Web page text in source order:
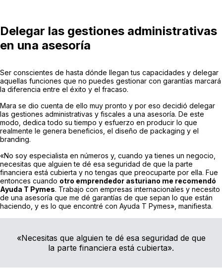
Delegar las gestiones administrativas
en una asesoría
Ser conscientes de hasta dónde llegan tus capacidades y delegar
aquellas funciones que no puedes gestionar con garantías marcará
la diferencia entre el éxito y el fracaso.
Mara se dio cuenta de ello muy pronto y por eso decidió delegar
las gestiones administrativas y fiscales a una asesoría. De este
modo, dedica todo su tiempo y esfuerzo en producir lo que
realmente le genera beneficios, el diseño de packaging y el
branding.
«No soy especialista en números y, cuando ya tienes un negocio,
necesitas que alguien te dé esa seguridad de que la parte
financiera está cubierta y no tengas que preocuparte por ella. Fue
entonces cuando otro emprendedor asturiano me recomendó
Ayuda T Pymes. Trabajo con empresas internacionales y necesito
de una asesoría que me dé garantías de que sepan lo que están
haciendo, y es lo que encontré con Ayuda T Pymes», manifiesta.
«Necesitas que alguien te dé esa seguridad de que
la parte financiera está cubierta».